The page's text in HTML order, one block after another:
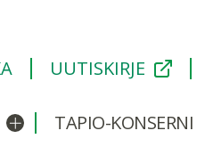
UUTISKIRJE
Avaa/sulje alavalikko
TAPIO-KONSERNI